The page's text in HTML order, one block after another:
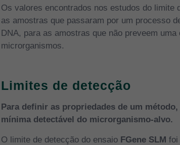
Os valores encontrados nos estudos do limite
as amostras que passaram por um processo
DNA, para as amostras que não preveem
microrganismos.
Limites de detecção
Para definir as propriedades de um
mínima detectável do microrganismo-alvo.
O limite de detecção do ensaio FGene SLM foi